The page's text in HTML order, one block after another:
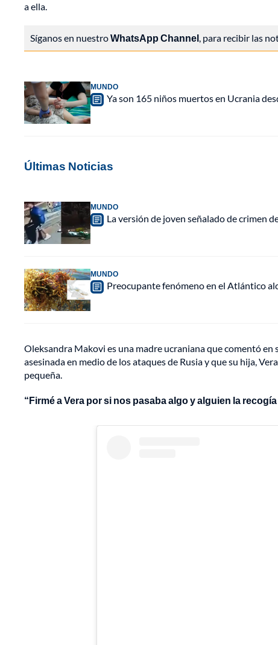
a ella.
Síganos en nuestroWhatsApp Channel, para recibir las
MUNDO
Ya son 165 niños muertos en Ucrania
Últimas Noticias
MUNDO
La versión de joven señalado de crimen
MUNDO
Preocupante fenómeno en el Atlántico
Oleksandra Makovi es una madre ucraniana que comentó
asesinada en medio de los ataques de Rusia y que su hija,
pequeña.
“Firmé a Vera por si nos pasaba algo y alguien la